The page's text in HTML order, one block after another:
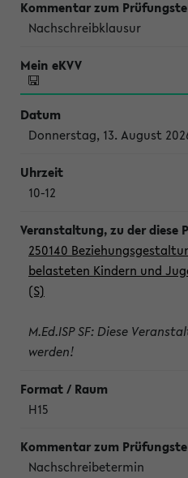
Nachschreibklausur
Donnerstag, 13. August
10-12
250140
belasteten Kindern und
(S)
M.Ed.ISP SF: Diese
werden!
H15
Nachschreibetermin